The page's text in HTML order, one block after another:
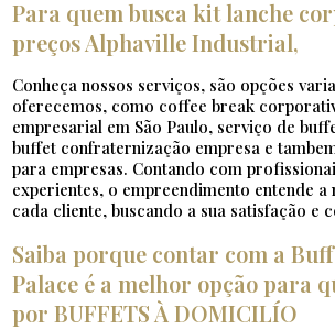
Para quem busca kit lanche
preços Alphaville Industrial,
Conheça nossos serviços, são opções
oferecemos, como coffee break
empresarial em São Paulo, serviço de
buffet confraternização empresa e
para empresas. Contando com
experientes, o empreendimento entende a
cada cliente, buscando a sua satisfação e
Saiba porque contar com a
Palace é a melhor opção para
por BUFFETS À DOMICILÍO